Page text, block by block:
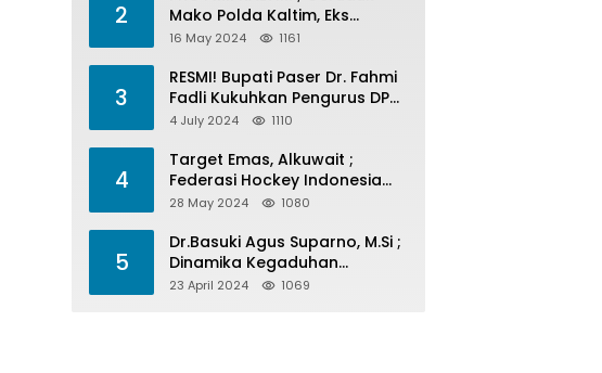
2
Mako Polda Kaltim, Eks
Lubang Tambang Banyak
16 May 2024 1161
3
RESMI! Bupati Paser Dr. Fahmi
Fadli Kukuhkan Pengurus DPP
LAP 2024-2029
4 July 2024 1110
4
Target Emas, Alkuwait ;
Federasi Hockey Indonesia
Kota Balikpapan Siap Menjadi
28 May 2024 1080
5
Dr.Basuki Agus Suparno, M.Si ;
Dinamika Kegaduhan
Komunikasi Politik Jelang
23 April 2024 1069